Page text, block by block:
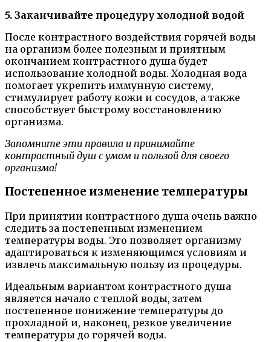
5. Заканчивайте процедуру холодной водой
После контрастного воздействия горячей воды
на организм более полезным и приятным
окончанием контрастного душа будет
использование холодной воды. Холодная вода
помогает укрепить иммунную систему,
стимулирует работу кожи и сосудов, а также
способствует быстрому восстановлению
организма.
Запомните эти правила и принимайте
контрастный душ с умом и пользой для своего
организма!
Постепенное изменение температуры
При принятии контрастного душа очень важно
следить за постепенным изменением
температуры воды. Это позволяет организму
адаптироваться к изменяющимся условиям и
извлечь максимальную пользу из процедуры.
Идеальным вариантом контрастного душа
является начало с теплой воды, затем
постепенное понижение температуры до
прохладной и, наконец, резкое увеличение
температуры до горячей воды.